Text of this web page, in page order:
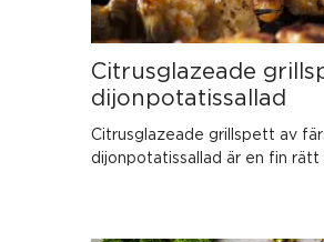
Citrusglazeade
dijonpotatissallad
Citrusglazeade grillspett av
dijonpotatissallad är en fin rätt